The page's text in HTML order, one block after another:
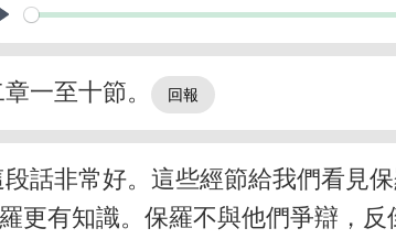
一至十節。
話非常好。這些經節給我們看見
更有知識。保羅不與他們爭辯，